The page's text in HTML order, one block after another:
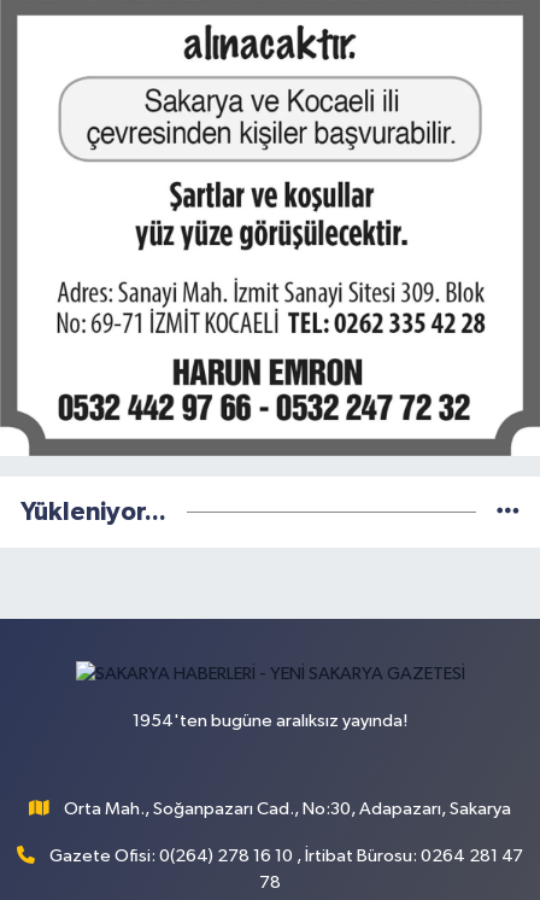
Yükleniyor...
1954'ten bugüne aralıksız yayında!
Orta Mah., Soğanpazarı Cad., No:30, Adapazarı, Sakarya
Gazete Ofisi: 0(264) 278 16 10 , İrtibat Bürosu: 0264 281 47
78